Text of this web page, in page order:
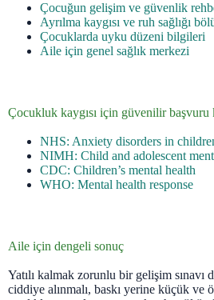
Çocuğun gelişim ve güvenlik
Ayrılma kaygısı ve ruh sağlığı
Çocuklarda uyku düzeni bilgileri
Aile için genel sağlık merkezi
Çocukluk kaygısı için güvenilir başvuru
NHS: Anxiety disorders in
NIMH: Child and adolescent
CDC: Children’s mental health
WHO: Mental health response
Aile için dengeli sonuç
Yatılı kalmak zorunlu bir gelişim
ciddiye alınmalı, baskı yerine küçük